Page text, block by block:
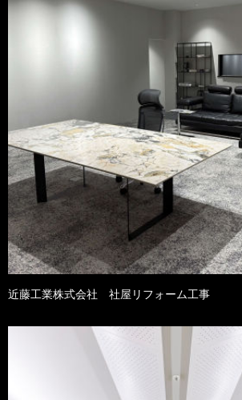
近藤工業株式会社 社屋リフォーム工事